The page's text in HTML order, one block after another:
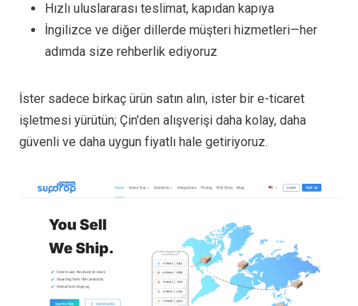
Hızlı uluslararası teslimat, kapıdan kapıya
İngilizce ve diğer dillerde müşteri hizmetleri—her
adımda size rehberlik ediyoruz
İster sadece birkaç ürün satın alın, ister bir e-ticaret
işletmesi yürütün; Çin'den alışverişi daha kolay, daha
güvenli ve daha uygun fiyatlı hale getiriyoruz.